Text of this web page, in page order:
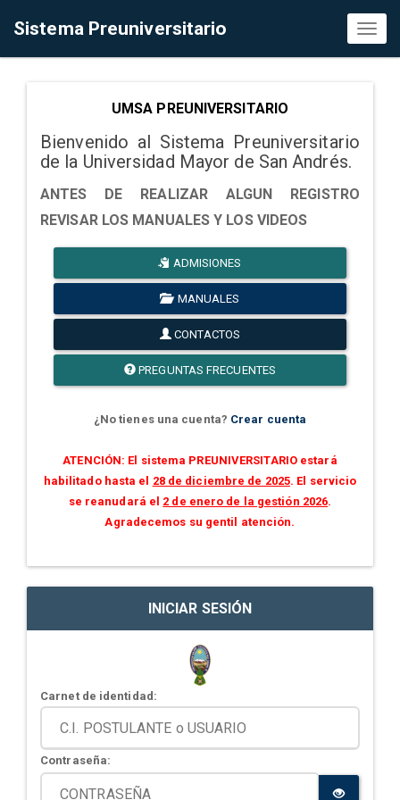
Sistema Preuniversitario
UMSA PREUNIVERSITARIO
Bienvenido al Sistema Preuniversitario
de la Universidad Mayor de San Andrés.
ANTES DE REALIZAR ALGUN REGISTRO
REVISAR LOS MANUALES Y LOS VIDEOS
ADMISIONES
MANUALES
CONTACTOS
PREGUNTAS FRECUENTES
¿No tienes una cuenta? Crear cuenta
ATENCIÓN: El sistema PREUNIVERSITARIO estará
habilitado hasta el 28 de diciembre de 2025. El servicio
se reanudará el 2 de enero de la gestión 2026.
Agradecemos su gentil atención.
INICIAR SESIÓN
Carnet de identidad:
Contraseña: